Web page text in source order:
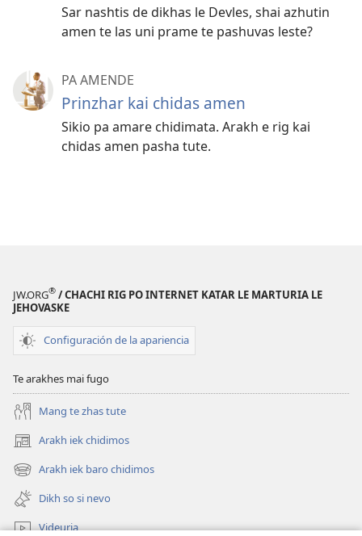
Sar nashtis de dikhas le Devles, shai azhutin
amen te las uni prame te pashuvas leste?
PA AMENDE
Prinzhar kai chidas amen
Sikio pa amare chidimata. Arakh e rig kai
chidas amen pasha tute.
JW.ORG® / CHACHI RIG PO INTERNET KATAR LE MARTURIA LE
JEHOVASKE
Configuración de la apariencia
Te arakhes mai fugo
Mang te zhas tute
Arakh iek chidimos
(abre
una
nueva
ventana)
Arakh iek baro chidimos
(abre
una
nueva
ventana)
Dikh so si nevo
Videuria